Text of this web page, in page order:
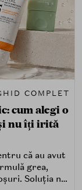
COMPLET
cum alegi o
nu îți irită
că au avut
grea,
Soluția nu